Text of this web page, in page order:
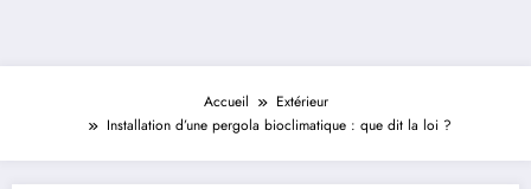
Accueil
Extérieur
Installation d’une pergola bioclimatique : que dit la loi ?